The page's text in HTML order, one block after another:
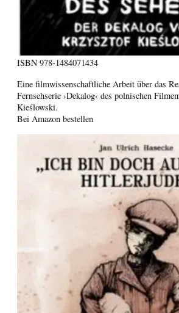
ISBN 978-1484071434
Eine filmwissenschaftliche Arbeit über das
Fernsehserie ›Dekalog‹ des polnischen
Kieślowski.
Bei Amazon bestellen